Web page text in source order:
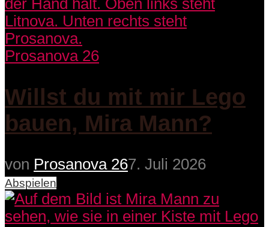
Prosanova 26
Willst du mit mir Lego
bauen, Mira Mann?
von Prosanova 267. Juli 2026
Abspielen